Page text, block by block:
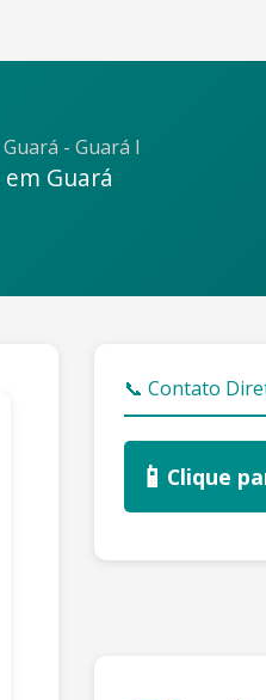
- Guará I
Guará
📞 Contato
📱 Clique